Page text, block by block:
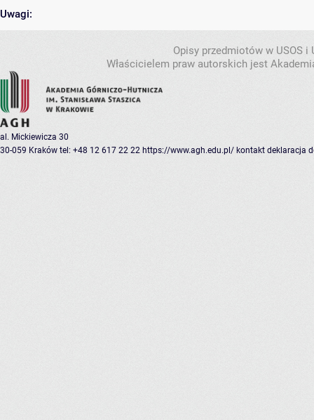
Uwagi:
Opisy przedmiotów w USOS
Właścicielem praw autorskich jest
al. Mickiewicza 30
30-059 Kraków tel: +48 12 617 22 22 https://www.agh.edu.pl/ kontakt deklaracja